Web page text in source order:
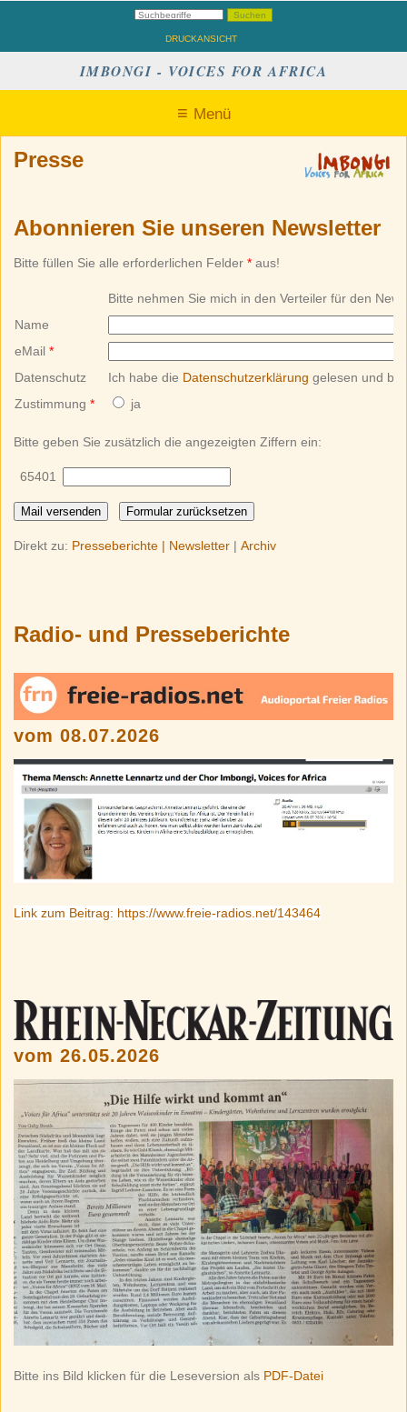
DRUCKANSICHT
IMBONGI - VOICES FOR AFRICA
Menü
Presse
Abonnieren Sie unseren Newsletter
Bitte füllen Sie alle erforderlichen Felder * aus!
Bitte nehmen Sie mich in den Verteiler für den
Name
eMail *
Datenschutz
Ich habe die Datenschutzerklärung gelesen und
Zustimmung * ja
Bitte geben Sie zusätzlich die angezeigten Ziffern ein:
65401
Direkt zu: Presseberichte | Newsletter | Archiv
Radio- und Presseberichte
vom 08.07.2026
Link zum Beitrag: https://www.freie-radios.net/143464
vom 26.05.2026
Bitte ins Bild klicken für die Leseversion als PDF-Datei